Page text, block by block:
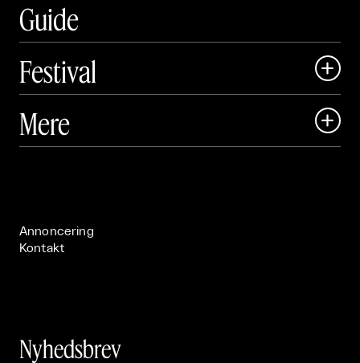
Guide
Festival

 Art Matter Festival
Mere 
Annoncering
Kontakt
Nyhedsbrev